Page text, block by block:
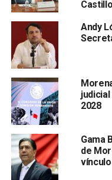
nepotismo en la
Los documentos
comparten
laboral: ambos
Delegación San Luis
en Calzada Fray Diego
en la capital potosina.
delegación con nivel
Homólogo; Morales
estructura como su
Enlace.
Castillo
Andy
2028
Gama
de